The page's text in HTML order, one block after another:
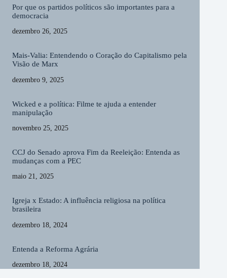
Por que os partidos políticos são importantes para a
democracia
dezembro 26, 2025
Mais-Valia: Entendendo o Coração do Capitalismo pela
Visão de Marx
dezembro 9, 2025
Wicked e a política: Filme te ajuda a entender
manipulação
novembro 25, 2025
CCJ do Senado aprova Fim da Reeleição: Entenda as
mudanças com a PEC
maio 21, 2025
Igreja x Estado: A influência religiosa na política
brasileira
dezembro 18, 2024
Entenda a Reforma Agrária
dezembro 18, 2024